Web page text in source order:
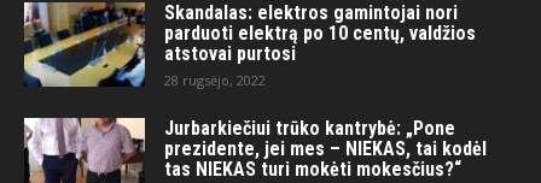
Skandalas: elektros gamintojai nori
parduoti elektrą po 10 centų, valdžios
atstovai purtosi
28 rugsėjo, 2022
Jurbarkiečiui trūko kantrybė: „Pone
prezidente, jei mes – NIEKAS, tai kodėl
tas NIEKAS turi mokėti mokesčius?“